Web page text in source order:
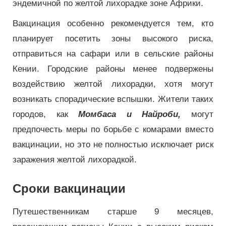
эндемичной по желтой лихорадке зоне Африки.
Вакцинация особенно рекомендуется тем, кто
планирует посетить зоны высокого риска,
отправиться на сафари или в сельские районы
Кении. Городские районы менее подвержены
воздействию желтой лихорадки, хотя могут
возникать спорадические вспышки. Жители таких
городов, какМомбаса и Найроби, могут
предпочесть меры по борьбе с комарами вместо
вакцинации, но это не полностью исключает риск
заражения желтой лихорадкой.
Сроки вакцинации
Путешественникам старше 9 месяцев,